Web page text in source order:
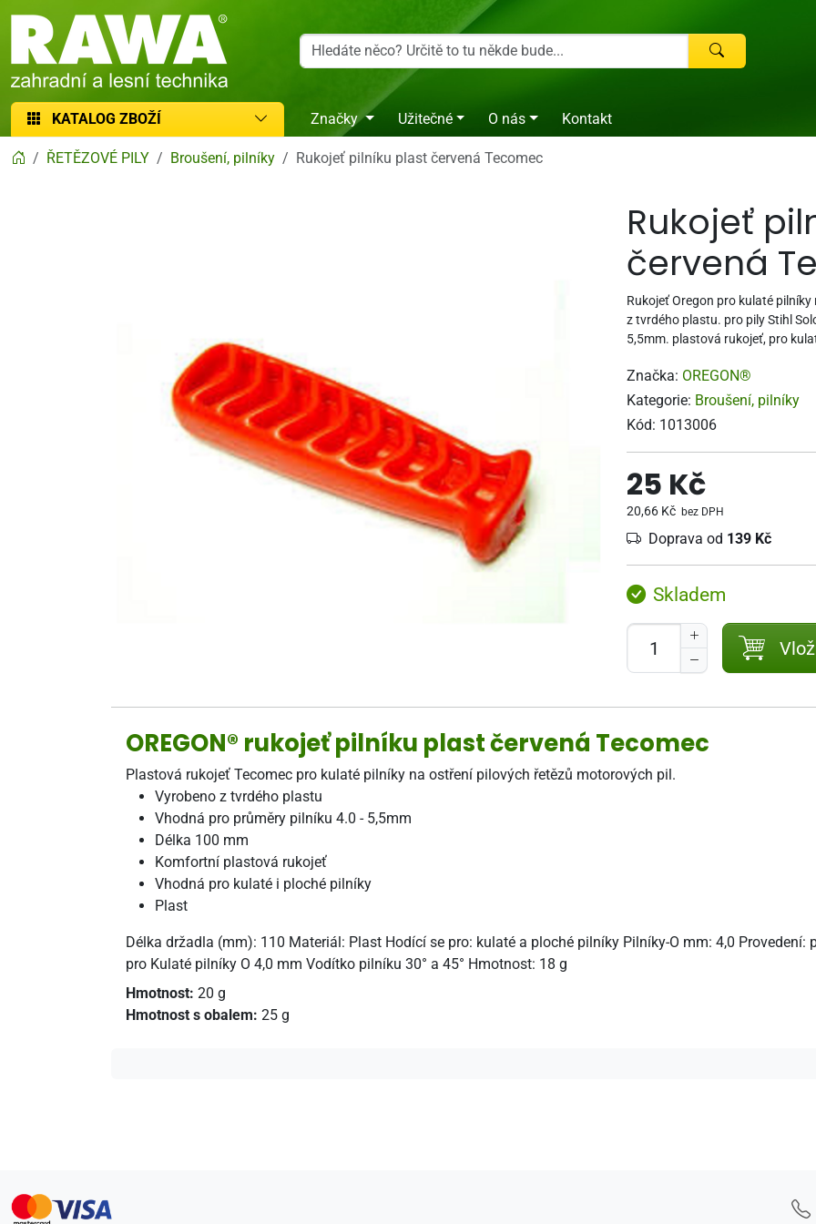
RAWA zahradní a lesní technika
KATALOG ZBOŽÍ Značky Užitečné O nás Kontakt
ŘETĚZOVÉ PILY Broušení, pilníky Rukojeť pilníku plast červená Tecomec
Rukojeť
červená
Rukojeť Oregon pro kulaté
z tvrdého plastu. pro pily Stihl
5,5mm. plastová rukojeť, pro
Značka: OREGON®
Kategorie: Broušení, pilníky
Kód: 1013006
25 Kč
20,66 Kč bez DPH
Doprava od 139 Kč
Skladem
OREGON® rukojeť pilníku plast červená Tecomec
Plastová rukojeť Tecomec pro kulaté pilníky na ostření pilových řetězů motorových pil.
Vyrobeno z tvrdého plastu
Vhodná pro průměry pilníku 4.0 - 5,5mm
Délka 100 mm
Komfortní plastová rukojeť
Vhodná pro kulaté i ploché pilníky
Plast
Délka držadla (mm): 110 Materiál: Plast Hodící se pro: kulaté a ploché pilníky Pilníky-O mm: 4,0
pro Kulaté pilníky O 4,0 mm Vodítko pilníku 30° a 45° Hmotnost: 18 g
Hmotnost: 20 g
Hmotnost s obalem: 25 g